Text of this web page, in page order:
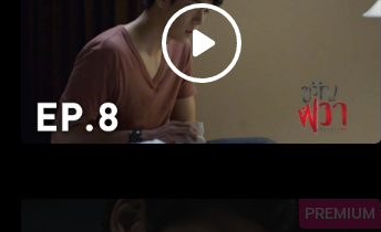
PREMIUM